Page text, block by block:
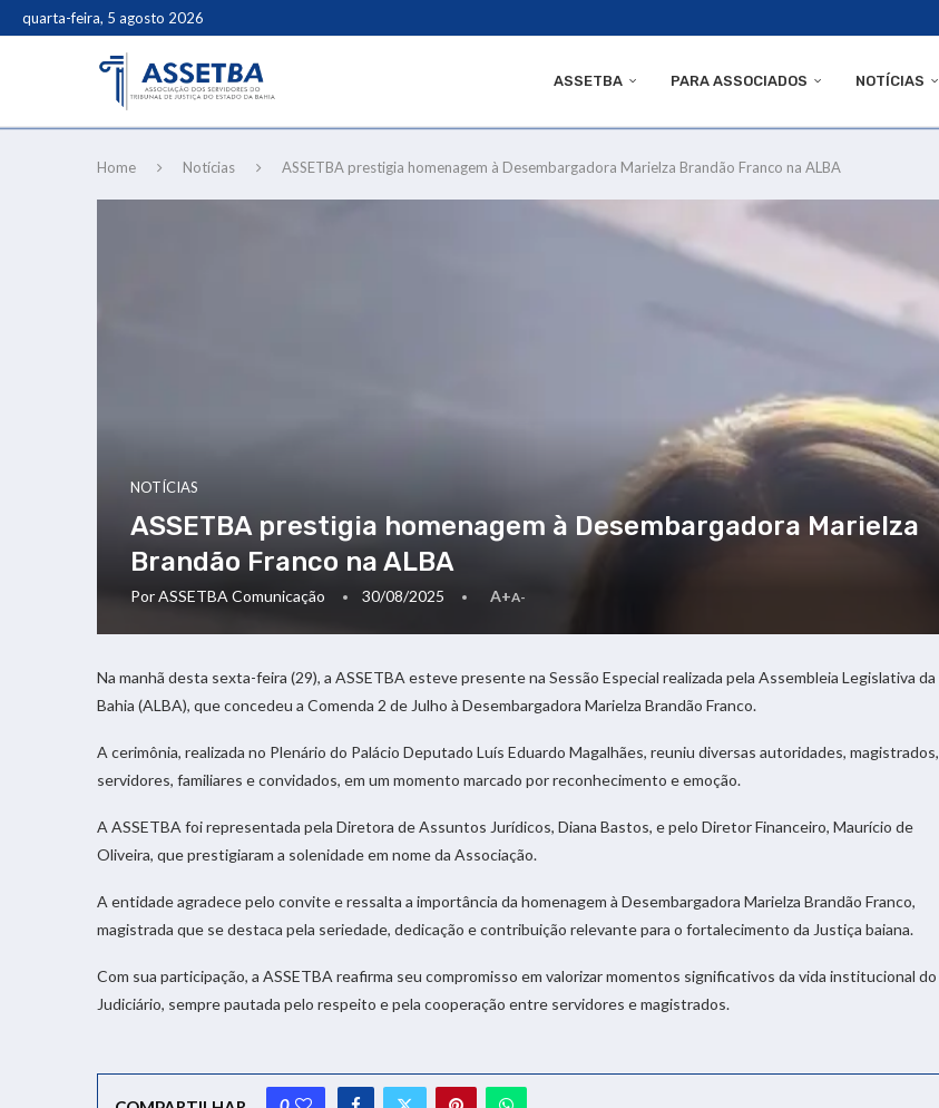
quarta-feira, 5 agosto 2026
ASSETBA PARA ASSOCIADOS NOTÍCIAS
Home Notícias ASSETBA prestigia homenagem à Desembargadora Marielza Brandão Franco na ALBA
NOTÍCIAS
ASSETBA prestigia homenagem à Desembargadora Marielza
Brandão Franco na ALBA
PorASSETBA Comunicação 30/08/2025 A+A-
Na manhã desta sexta-feira (29), a ASSETBA esteve presente na Sessão Especial realizada pela Assembleia Legislativa da
Bahia (ALBA), que concedeu a Comenda 2 de Julho à Desembargadora Marielza Brandão Franco.
A cerimônia, realizada no Plenário do Palácio Deputado Luís Eduardo Magalhães, reuniu diversas autoridades, magistrados,
servidores, familiares e convidados, em um momento marcado por reconhecimento e emoção.
A ASSETBA foi representada pela Diretora de Assuntos Jurídicos, Diana Bastos, e pelo Diretor Financeiro, Maurício de
Oliveira, que prestigiaram a solenidade em nome da Associação.
A entidade agradece pelo convite e ressalta a importância da homenagem à Desembargadora Marielza Brandão Franco,
magistrada que se destaca pela seriedade, dedicação e contribuição relevante para o fortalecimento da Justiça baiana.
Com sua participação, a ASSETBA reafirma seu compromisso em valorizar momentos significativos da vida institucional do
Judiciário, sempre pautada pelo respeito e pela cooperação entre servidores e magistrados.